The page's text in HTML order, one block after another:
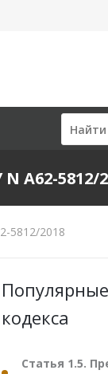
А62-5812/
5812/2018
кодекса
Статья 1.5.